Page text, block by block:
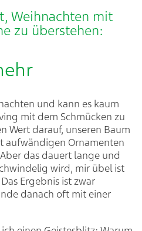
Weihnachten mit
zu überstehen:
und kann es kaum
mit dem Schmücken zu
Wert darauf, unseren Baum
aufwändigen Ornamenten
das dauert lange und
wird, mir übel ist
Ergebnis ist zwar
danach oft mit einer